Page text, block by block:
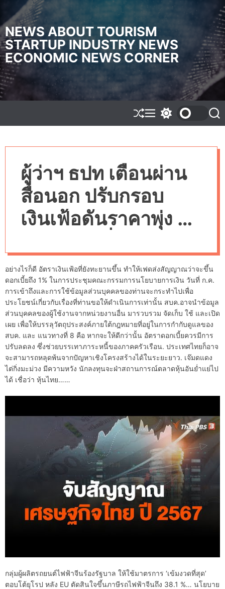
i
p
t
o
c
o
n
n
NEWS ABOUT TOURISM
STARTUP INDUSTRY NEWS
ECONOMIC NEWS CORNER
S
h
e
M
e
w
c
o
o
r
m
o
d
S
e
ผู้ว่าฯ ธปท เตือนผ่าน
สื่อนอก ปรับกรอบ
เงินเฟ้อดันราคาพุ่ง ทำ
อย่างไรก็ดี อัตราเงินเฟ้อที่ยังทะยานขึ้น ทำให้เฟดส่งสัญญาณว่าจะขึ้น
ดอกเบี้ยถึง 1% ในการประชุมคณะกรรมการนโยบายการเงิน วันที่ ก.ค.
การเข้าถึงและการใช้ข้อมูลส่วนบุคคลของท่านจะกระทำไปเพื่อ
ประโยชน์เกี่ยวกับเรื่องที่ท่านขอให้ดำเนินการเท่านั้น สบค.อาจนำข้อมูล
ส่วนบุคคลของผู้ใช้งานจากหน่วยงานอื่น มารวบรวม จัดเก็บ ใช้ และเปิด
เผย เพื่อให้บรรลุวัตถุประสงค์ภายใต้กฎหมายที่อยู่ในการกำกับดูแลของ
สบค. และ แนวทางที่ 8 คือ หากจะให้ดีกว่านั้น อัตราดอกเบี้ยควรมีการ
ปรับลดลง ซึ่งช่วยบรรเทาภาระหนี้ของภาคครัวเรือน. ประเทศไทยก็อาจ
จะสามารถหลุดพ้นจากปัญหาเชิงโครงสร้างได้ในระยะยาว. เจ๊มดแดง
ไต่กิ่งมะม่วง มีความหวัง นักลงทุนจะฝ่าสถานการณ์ตลาดหุ้นอันย่ำแย่ไป
ได้ เชื่อว่า หุ้นไทย……
กลุ่มผู้ผลิตรถยนต์ไฟฟ้าจีนร้องรัฐบาล ให้ใช้มาตรการ ‘เข้มงวดที่สุด’
ตอบโต้ยุโรป หลัง EU ตัดสินใจขึ้นภาษีรถไฟฟ้าจีนถึง 38.1 %… นโยบาย